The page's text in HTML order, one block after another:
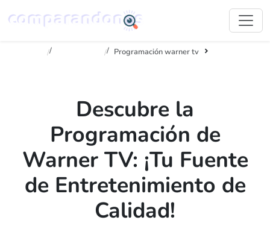
Programación warner tv
Descubre la
Programación de
Warner TV: ¡Tu Fuente
de Entretenimiento de
Calidad!